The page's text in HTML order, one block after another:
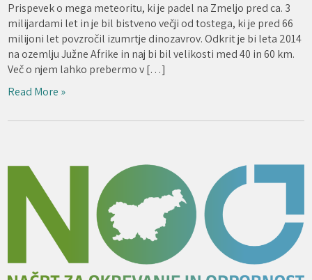
Prispevek o mega meteoritu, ki je padel na Zmeljo pred ca. 3
milijardami let in je bil bistveno večji od tostega, ki je pred 66
milijoni let povzročil izumrtje dinozavrov. Odkrit je bi leta 2014
na ozemlju Južne Afrike in naj bi bil velikosti med 40 in 60 km.
Več o njem lahko prebermo v […]
Read More »